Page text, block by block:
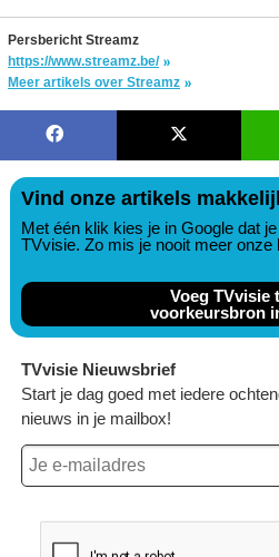
Persbericht Streamz
https://www.streamz.be/
Meer artikels over Streamz
Vind onze artikels
Met één klik kies je in Google dat
TVvisie. Zo mis je nooit meer onze
Voeg TVvisie
voorkeursbron
TVvisie Nieuwsbrief
Start je dag goed met iedere
nieuws in je mailbox!